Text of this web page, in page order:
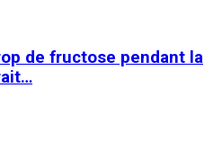
de fructose pendant la